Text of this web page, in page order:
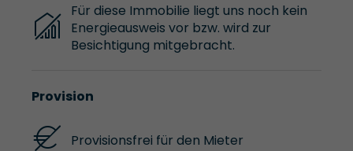
Für diese Immobilie liegt uns noch kein
Energieausweis vor bzw. wird zur
Besichtigung mitgebracht.
Provision
Provisionsfrei für den Mieter